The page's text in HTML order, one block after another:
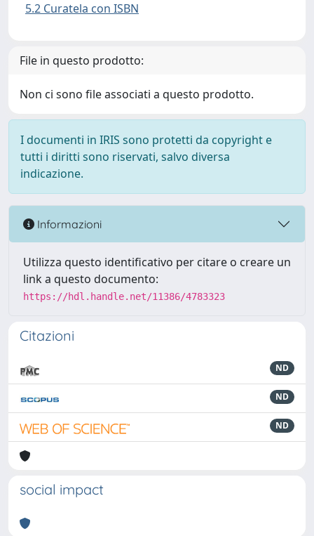
5.2 Curatela con ISBN
File in questo prodotto:
Non ci sono file associati a questo prodotto.
I documenti in IRIS sono protetti da copyright e
tutti i diritti sono riservati, salvo diversa
indicazione.
Informazioni
Utilizza questo identificativo per citare o creare un
link a questo documento:
https://hdl.handle.net/11386/4783323
Citazioni
ND
ND
ND
social impact